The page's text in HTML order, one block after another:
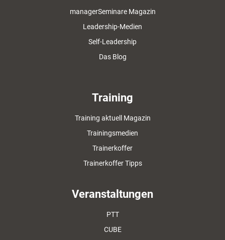
managerSeminare Magazin
Leadership-Medien
Self-Leadership
Das Blog
Training
Training aktuell Magazin
Trainingsmedien
Trainerkoffer
Trainerkoffer Tipps
Veranstaltungen
PTT
CUBE